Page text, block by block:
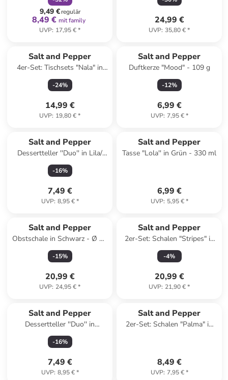
9,49 €regulär
8,49 € mit family
UVP: 17,95 €*
24,99 €
UVP: 35,80 €*
Salt and Pepper
4er-Set: Tischsets "Nala" in
Beige - Ø 36 cm
-24%
14,99 €
UVP: 19,80 €*
Salt and Pepper
Duftkerze "Mood" - 109 g
-12%
6,99 €
UVP: 7,95 €*
Salt and Pepper
Dessertteller ''Duo'' in Lila/
Orange - Ø 18 cm
-16%
7,49 €
UVP: 8,95 €*
Salt and Pepper
Tasse "Lola'' in Grün - 330 ml
6,99 €
UVP: 5,95 €*
Salt and Pepper
Obstschale in Schwarz - Ø 35
cm
-15%
20,99 €
UVP: 24,95 €*
Salt and Pepper
2er-Set: Schalen "Stripes" in
Weiß/ Blau - (H)6,5 x Ø 23 cm
-4%
20,99 €
UVP: 21,90 €*
Salt and Pepper
Dessertteller ''Duo'' in
Orange/ Grün - Ø 18 cm
-16%
7,49 €
UVP: 8,95 €*
Salt and Pepper
2er-Set: Schalen "Palma" in
8,49 €
UVP: 7,95 €*